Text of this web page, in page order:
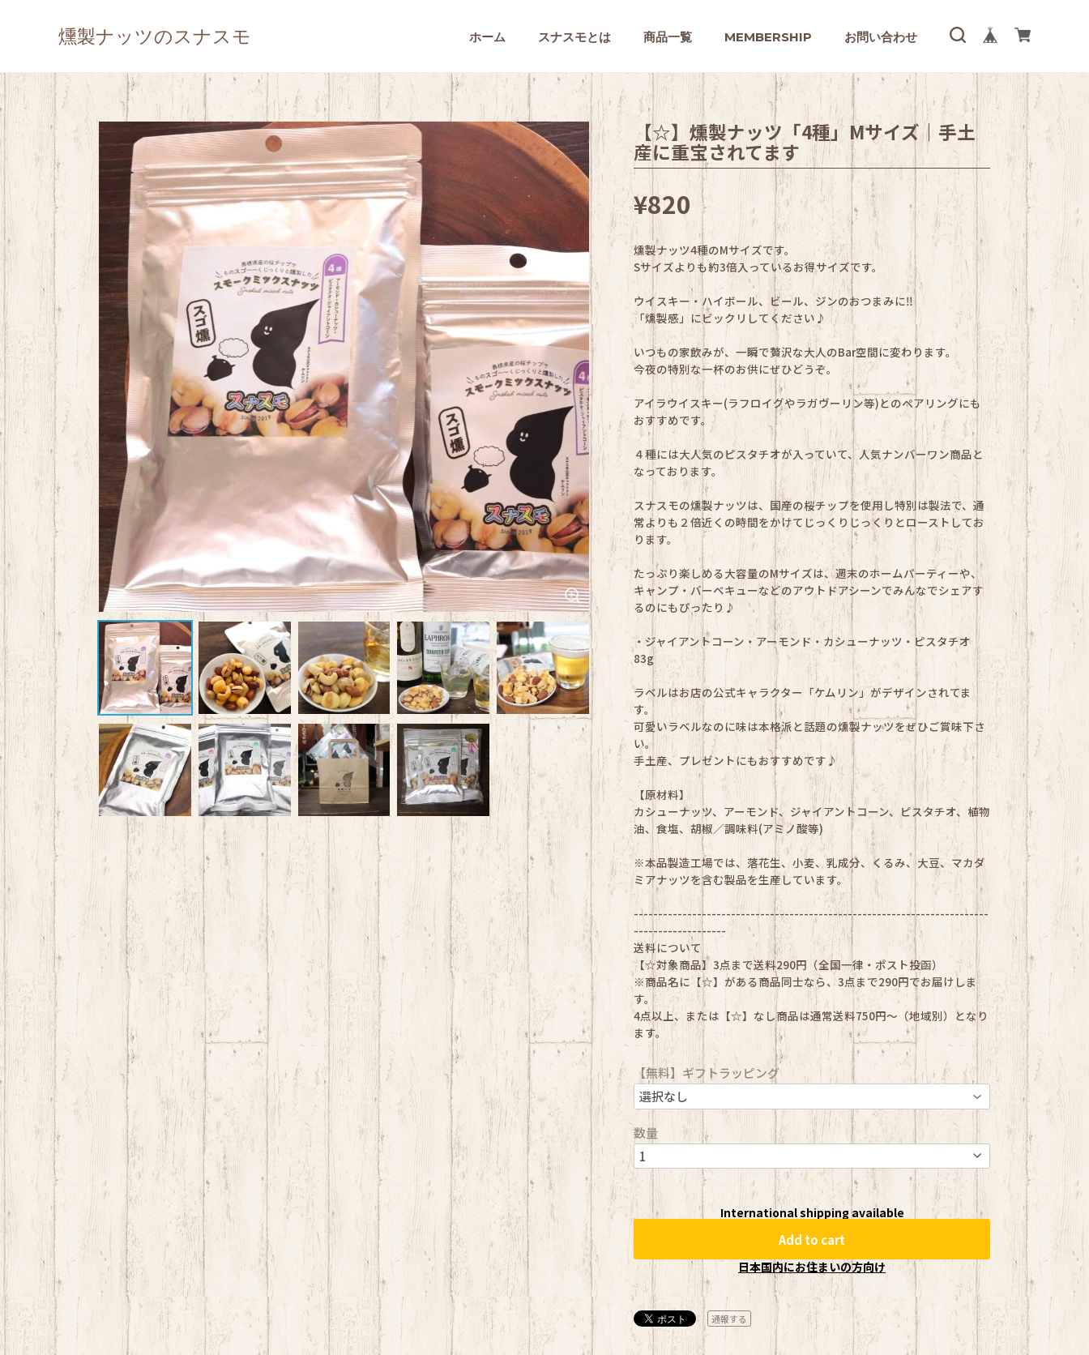
燻製ナッツのスナスモ ホーム スナスモとは 商品一覧 MEMBERSHIP お問い合わせ
【☆】燻製ナッツ「4種」Mサイズ｜手土
産に重宝されてます
¥820
燻製ナッツ4種のMサイズです。
Sサイズよりも約3倍入っているお得サイズです。
ウイスキー・ハイボール、ビール、ジンのおつまみに‼
「燻製感」にビックリしてください♪
いつもの家飲みが、一瞬で贅沢な大人のBar空間に変わります。
今夜の特別な一杯のお供にぜひどうぞ。
アイラウイスキー(ラフロイグやラガヴーリン等)とのペアリングにも
おすすめです。
４種には大人気のピスタチオが入っていて、人気ナンバーワン商品と
なっております。
スナスモの燻製ナッツは、国産の桜チップを使用し特別は製法で、通
常よりも２倍近くの時間をかけてじっくりじっくりとローストしてお
ります。
たっぷり楽しめる大容量のMサイズは、週末のホームパーティーや、
キャンプ・バーベキューなどのアウトドアシーンでみんなでシェアす
るのにもぴったり♪
・ジャイアントコーン・アーモンド・カシューナッツ・ピスタチオ
83g
ラベルはお店の公式キャラクター「ケムリン」がデザインされてま
す。
可愛いラベルなのに味は本格派と話題の燻製ナッツをぜひご賞味下さ
い。
手土産、プレゼントにもおすすめです♪
【原材料】
カシューナッツ、アーモンド、ジャイアントコーン、ピスタチオ、植物
油、食塩、胡椒／調味料(アミノ酸等)
※本品製造工場では、落花生、小麦、乳成分、くるみ、大豆、マカダ
ミアナッツを含む製品を生産しています。
-------------------------------------------------------------------------
-------------------
送料について
【☆対象商品】3点まで送料290円（全国一律・ポスト投函）
※商品名に【☆】がある商品同士なら、3点まで290円でお届けしま
す。
4点以上、または【☆】なし商品は通常送料750円〜（地域別）となり
ます。
【無料】ギフトラッピング
数量
International shipping available
Add to cart
日本国内にお住まいの方向け
通報する